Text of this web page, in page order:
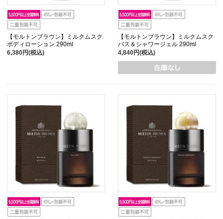
【モルトンブラウン】ミルクムスク
ボディローション 290ml
6,380円(税込)
【モルトンブラウン】ミルクムスク
バス＆シャワージェル 290ml
4,840円(税込)